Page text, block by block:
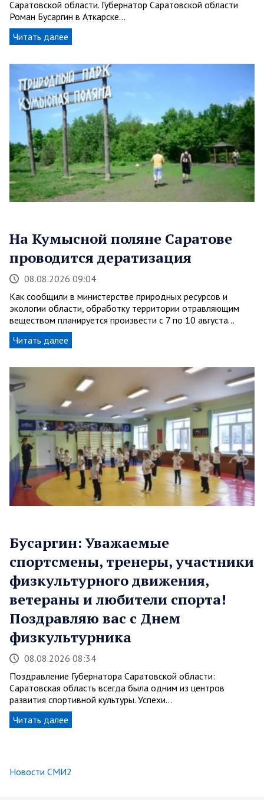
Саратовской области. Губернатор Саратовской области
Роман Бусаргин в Аткарске…
Читать далее
На Кумысной поляне Саратове
проводится дератизация
08.08.2026 09:04
Как сообщили в министерстве природных ресурсов и
экологии области, обработку территории отравляющим
веществом планируется произвести с 7 по 10 августа…
Читать далее
Бусаргин: Уважаемые
спортсмены, тренеры, участники
физкультурного движения,
ветераны и любители спорта!
Поздравляю вас с Днем
физкультурника
08.08.2026 08:34
Поздравление Губернатора Саратовской области:
Саратовская область всегда была одним из центров
развития спортивной культуры. Успехи…
Читать далее
Новости СМИ2